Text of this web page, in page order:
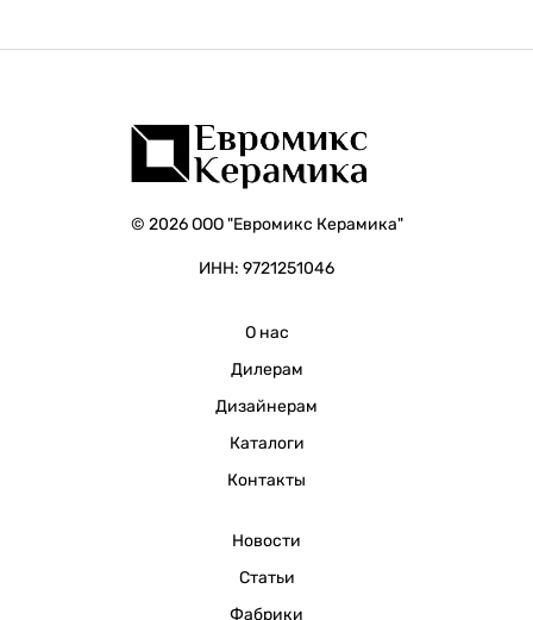
© 2026 ООО "Евромикс Керамика"
ИНН: 9721251046
О нас
Дилерам
Дизайнерам
Каталоги
Контакты
Новости
Статьи
Фабрики